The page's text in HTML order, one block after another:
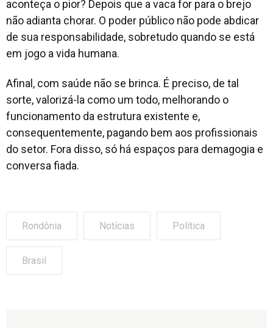
aconteça o pior? Depois que a vaca for para o brejo
não adianta chorar. O poder público não pode abdicar
de sua responsabilidade, sobretudo quando se está
em jogo a vida humana.
Afinal, com saúde não se brinca. É preciso, de tal
sorte, valorizá-la como um todo, melhorando o
funcionamento da estrutura existente e,
consequentemente, pagando bem aos profissionais
do setor. Fora disso, só há espaços para demagogia e
conversa fiada.
Rondônia Notícias Política
Brasil